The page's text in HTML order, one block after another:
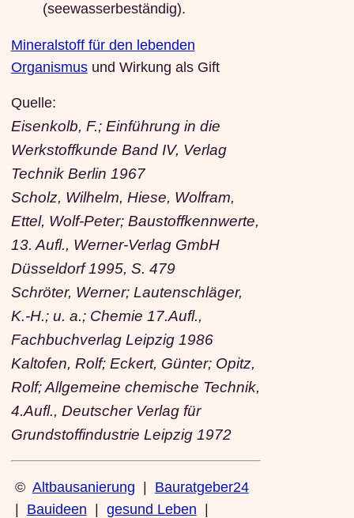
(seewasserbeständig).
Mineralstoff für den lebenden
Organismusund Wirkung als Gift
Quelle:
Eisenkolb, F.; Einführung in die
Werkstoffkunde Band IV, Verlag
Technik Berlin 1967
Scholz, Wilhelm, Hiese, Wolfram,
Ettel, Wolf-Peter; Baustoffkennwerte,
13. Aufl., Werner-Verlag GmbH
Düsseldorf 1995, S. 479
Schröter, Werner; Lautenschläger,
K.-H.; u. a.; Chemie 17.Aufl.,
Fachbuchverlag Leipzig 1986
Kaltofen, Rolf; Eckert, Günter; Opitz,
Rolf; Allgemeine chemische Technik,
4.Aufl., Deutscher Verlag für
Grundstoffindustrie Leipzig 1972
© Altbausanierung | Bauratgeber24
| Bauideen | gesund Leben |